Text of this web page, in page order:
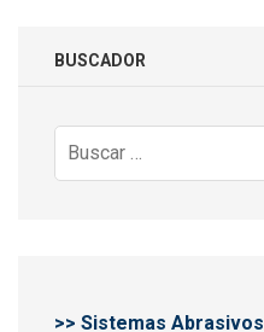
BUSCADOR
Buscar:
>> Sistemas Abrasivos